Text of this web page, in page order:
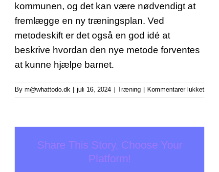
Bliv
kommunen, og det kan være nødvendigt at
fremlægge en ny træningsplan. Ved
metodeskift er det også en god idé at
beskrive hvordan den nye metode forventes
at kunne hjælpe barnet.
By m@whattodo.dk juli 16, 2024 Træning Kommentarer lukkettil
Kan
Share This Story, Choose Your
Platform!